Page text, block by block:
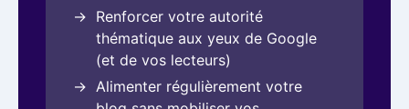
Renforcer votre autorité
thématique aux yeux de Google
(et de vos lecteurs)
Alimenter régulièrement votre